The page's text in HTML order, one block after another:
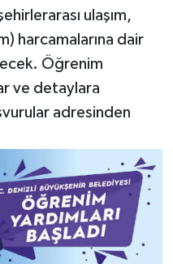
ulaşım,
harcamalarına dair
Öğrenim
ve detaylara
adresinden